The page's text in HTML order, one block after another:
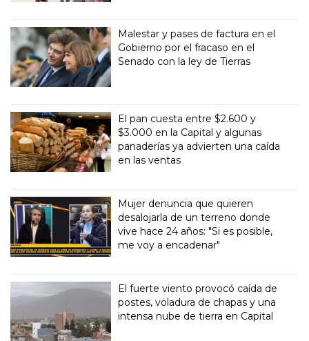
Malestar y pases de factura en el
Gobierno por el fracaso en el
Senado con la ley de Tierras
El pan cuesta entre $2.600 y
$3.000 en la Capital y algunas
panaderías ya advierten una caída
en las ventas
Mujer denuncia que quieren
desalojarla de un terreno donde
vive hace 24 años: "Si es posible,
me voy a encadenar"
El fuerte viento provocó caída de
postes, voladura de chapas y una
intensa nube de tierra en Capital